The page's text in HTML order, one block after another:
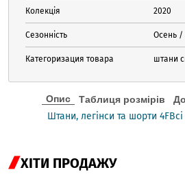
Колекція 2020
Сезонність Осень /
Категоризация товара штани
Опис Таблиця розмірів
Штани, легінси та шорти 4F
ХІТИ ПРОДАЖУ